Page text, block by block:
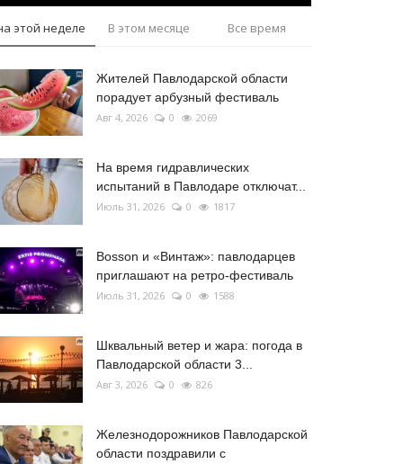
этой неделе В этом месяце Все время
Жителей Павлодарской области
порадует арбузный фестиваль
Авг 4, 2026 0 2069
На время гидравлических
испытаний в Павлодаре отключат...
Июль 31, 2026 0 1817
Bosson и «Винтаж»: павлодарцев
приглашают на ретро-фестиваль
Июль 31, 2026 0 1588
Шквальный ветер и жара: погода в
Павлодарской области 3...
Авг 3, 2026 0 826
Железнодорожников Павлодарской
области поздравили с